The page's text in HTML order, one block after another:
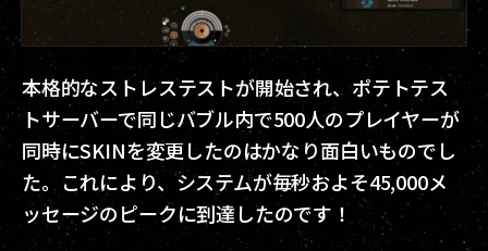
本格的なストレステストが開始され、ポテトテス
トサーバーで同じバブル内で500人のプレイヤーが
同時にSKINを変更したのはかなり面白いものでし
た。これにより、システムが毎秒およそ45,000メ
ッセージのピークに到達したのです！